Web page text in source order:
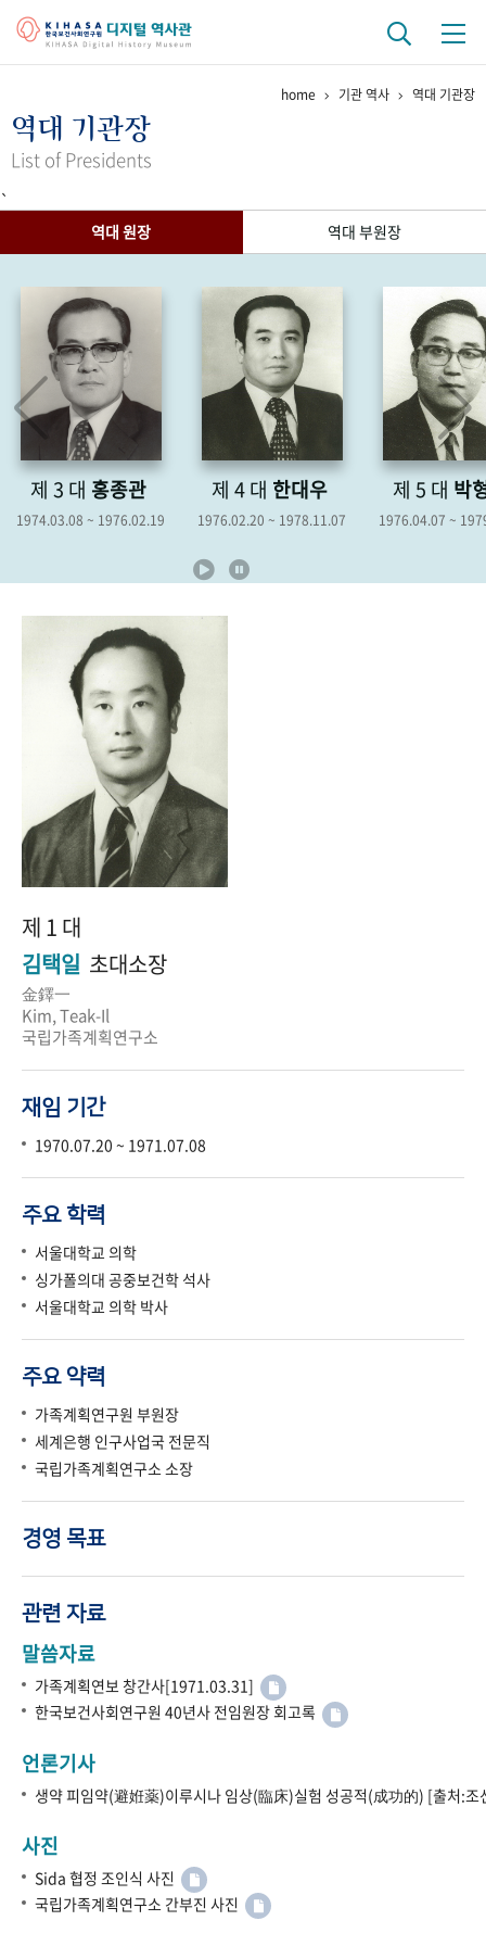
걸어온 길 기관 변천사
연구 역사
정책과 연구 키워드로 보는 연구 역사
연구자들
기록물 아카이브
사진 아카이브 문서 기록물 행정박물 영상 기록물
50+1주년 기념
성과 50선 숫자로 보는 50년 50 +1주년 광장
세계와 함께 한 KIHASA
home 기관 역사 역대 기관장
역대 기관장
List of Presidents
`
역대 원장
역대 부원장
제 3 대 홍종관
1974.03.08 ~ 1976.02.19
제 4 대 한대우
1976.02.20 ~ 1978.11.07
제 5 대 박
1976.04.07 ~
제 1 대
김택일 초대소장
金鐸一
Kim, Teak-Il
국립가족계획연구소
재임 기간
1970.07.20 ~ 1971.07.08
주요 학력
서울대학교 의학
싱가폴의대 공중보건학 석사
서울대학교 의학 박사
주요 약력
가족계획연구원 부원장
세계은행 인구사업국 전문직
국립가족계획연구소 소장
경영 목표
관련 자료
말씀자료
가족계획연보 창간사[1971.03.31]
한국보건사회연구원 40년사 전임원장 회고록
언론기사
생약 피임약(避姙薬)이루시나 임상(臨床)실험 성공적(成功的) [출처:
사진
Sida 협정 조인식 사진
국립가족계획연구소 간부진 사진